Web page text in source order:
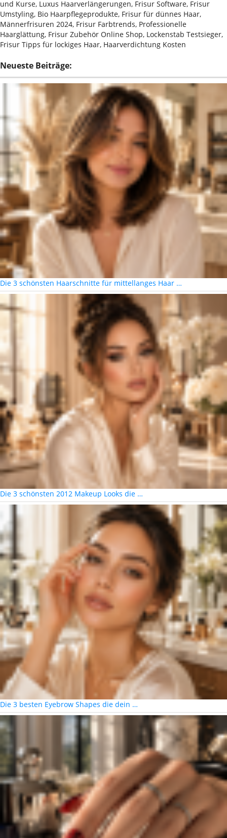
und Kurse, Luxus Haarverlängerungen, Frisur Software, Frisur
Umstyling, Bio Haarpflegeprodukte, Frisur für dünnes Haar,
Männerfrisuren 2024, Frisur Farbtrends, Professionelle
Haarglättung, Frisur Zubehör Online Shop, Lockenstab Testsieger,
Frisur Tipps für lockiges Haar, Haarverdichtung Kosten
Neueste Beiträge:
Die 3 schönsten Haarschnitte für mittellanges Haar …
Die 3 schönsten 2012 Makeup Looks die …
Die 3 besten Eyebrow Shapes die dein …